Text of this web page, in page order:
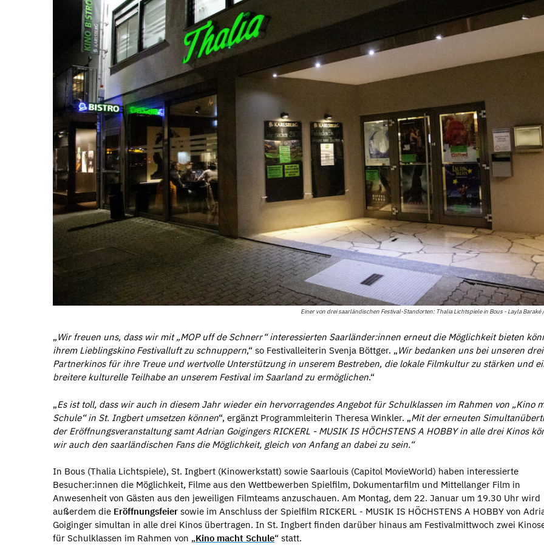
Einer von drei saarländischen Festival-Standorten: Thalia Lichtspiele in Bous - Layla Baraké
„Wir freuen uns, dass wir mit „MOP uff de Schnerr“ interessierten Saarländer:innen erneut die Möglichkeit bieten
ihrem Lieblingskino Festivalluft zu schnuppern,“ so Festivalleiterin Svenja Böttger. „Wir bedanken uns bei unseren drei
Partnerkinos für ihre Treue und wertvolle Unterstützung in unserem Bestreben, die lokale Filmkultur zu stärken und
breitere kulturelle Teilhabe an unserem Festival im Saarland zu ermöglichen.“
„Es ist toll, dass wir auch in diesem Jahr wieder ein hervorragendes Angebot für Schulklassen im Rahmen von „Kino
Schule“ in St. Ingbert umsetzen können“, ergänzt Programmleiterin Theresa Winkler. „Mit der erneuten
der Eröffnungsveranstaltung samt Adrian Goigingers RICKERL - MUSIK IS HÖCHSTENS A HOBBY in alle drei Kinos
wir auch den saarländischen Fans die Möglichkeit, gleich von Anfang an dabei zu sein.“
In Bous (Thalia Lichtspiele), St. Ingbert (Kinowerkstatt) sowie Saarlouis (Capitol MovieWorld) haben interessierte
Besucher:innen die Möglichkeit, Filme aus den Wettbewerben Spielfilm, Dokumentarfilm und Mittellanger Film in
Anwesenheit von Gästen aus den jeweiligen Filmteams anzuschauen. Am Montag, dem 22. Januar um 19.30 Uhr wird
außerdem die Eröffnungsfeier sowie im Anschluss der Spielfilm RICKERL - MUSIK IS HÖCHSTENS A HOBBY von
Goiginger simultan in alle drei Kinos übertragen. In St. Ingbert finden darüber hinaus am Festivalmittwoch zwei
für Schulklassen im Rahmen von „Kino macht Schule“ statt.